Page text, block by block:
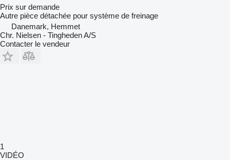
Prix sur demande
Autre pièce détachée pour système de freinage
Danemark, Hemmet
Chr. Nielsen - Tingheden A/S
Contacter le vendeur
1
VIDÉO